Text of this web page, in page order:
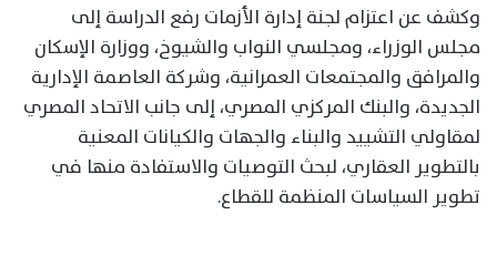
وكشف عن اعتزام لجنة إدارة الأزمات رفع الدراسة إلى
مجلس الوزراء، ومجلسي النواب والشيوخ، ووزارة الإسكان
والمرافق والمجتمعات العمرانية، وشركة العاصمة الإدارية
الجديدة، والبنك المركزي المصري، إلى جانب الاتحاد المصري
لمقاولي التشييد والبناء والجهات والكيانات المعنية
بالتطوير العقاري، لبحث التوصيات والاستفادة منها في
تطوير السياسات المنظمة للقطاع.